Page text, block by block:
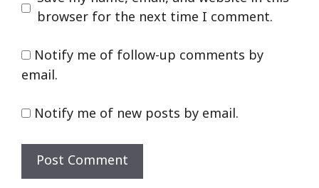
browser for the next time I comment.
Notify me of follow-up comments by
email.
Notify me of new posts by email.